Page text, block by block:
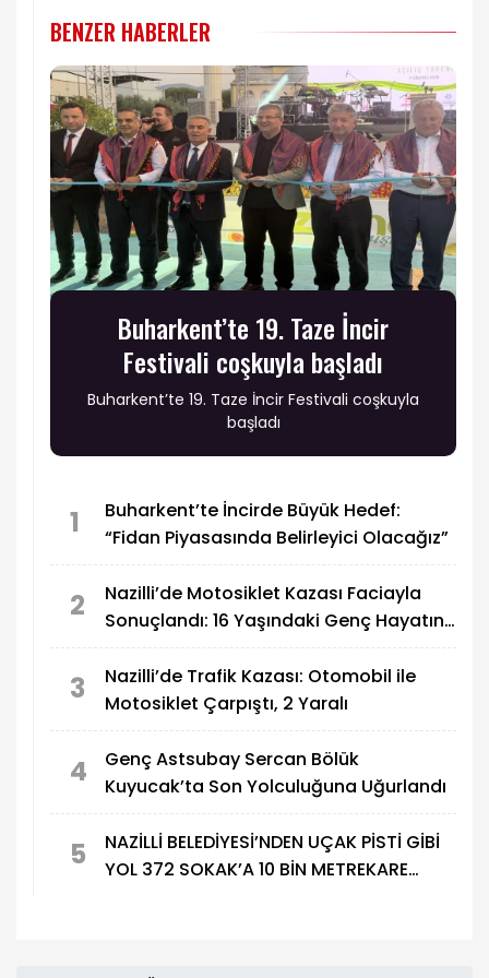
BENZER HABERLER
Buharkent’te 19. Taze İncir
Festivali coşkuyla başladı
Buharkent’te 19. Taze İncir Festivali coşkuyla
başladı
1
Buharkent’te İncirde Büyük Hedef:
“Fidan Piyasasında Belirleyici Olacağız”
2
Nazilli’de Motosiklet Kazası Faciayla
Sonuçlandı: 16 Yaşındaki Genç Hayatını
3
Nazilli’de Trafik Kazası: Otomobil ile
Motosiklet Çarpıştı, 2 Yaralı
4
Genç Astsubay Sercan Bölük
Kuyucak’ta Son Yolculuğuna Uğurlandı
5
NAZİLLİ BELEDİYESİ’NDEN UÇAK PİSTİ GİBİ
YOL 372 SOKAK’A 10 BİN METREKARE